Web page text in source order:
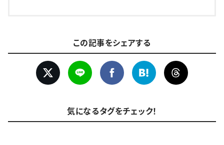
この記事をシェアする
気になるタグをチェック！